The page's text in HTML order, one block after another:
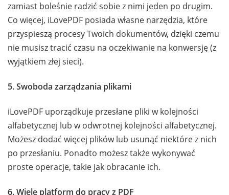
zamiast boleśnie radzić sobie z nimi jeden po drugim.
Co więcej, iLovePDF posiada własne narzędzia, które
przyspieszą procesy Twoich dokumentów, dzięki czemu
nie musisz tracić czasu na oczekiwanie na konwersję (z
wyjątkiem złej sieci).
5. Swoboda zarządzania plikami
iLovePDF uporządkuje przesłane pliki w kolejności
alfabetycznej lub w odwrotnej kolejności alfabetycznej.
Możesz dodać więcej plików lub usunąć niektóre z nich
po przesłaniu. Ponadto możesz także wykonywać
proste operacje, takie jak obracanie ich.
6. Wiele platform do pracy z PDF